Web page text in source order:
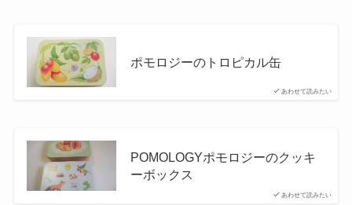
あわせて読みたい
ポモロジーのトロピカル缶
あわせて読みたい
POMOLOGYポモロジーのクッキ
ーボックス